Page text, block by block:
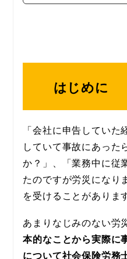
はじめに
「会社に申告してい
していて事故にあった
か？」、「業務中に従
たのですが労災になり
を受けることがあります
あまりなじみのない労
本的なことから実際に
について社会保険労務